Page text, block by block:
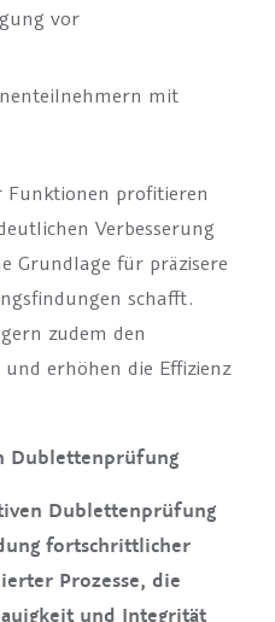
vor
mit
Funktionen profitieren
Verbesserung
Grundlage für präzisere
schafft.
zudem den
erhöhen die Effizienz
Dublettenprüfung
Dublettenprüfung
fortschrittlicher
Prozesse, die
und Integrität